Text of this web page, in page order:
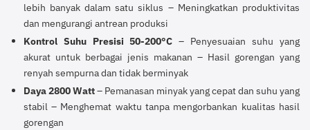
lebih banyak dalam satu siklus – Meningkatkan produktivitas
dan mengurangi antrean produksi
Kontrol Suhu Presisi 50-200°C – Penyesuaian suhu yang
akurat untuk berbagai jenis makanan – Hasil gorengan yang
renyah sempurna dan tidak berminyak
Daya 2800 Watt– Pemanasan minyak yang cepat dan suhu yang
stabil – Menghemat waktu tanpa mengorbankan kualitas hasil
gorengan